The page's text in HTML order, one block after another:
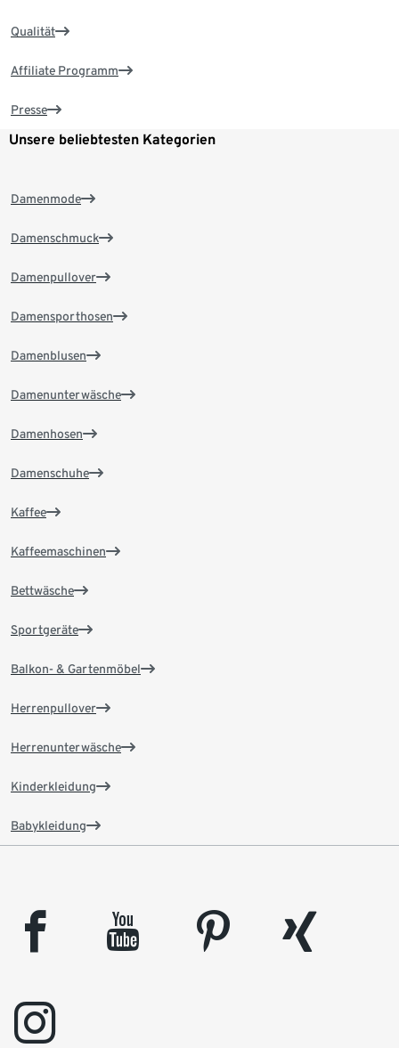
Qualität
Affiliate Programm
Presse
Unsere beliebtesten Kategorien
Damenmode
Damenschmuck
Damenpullover
Damensporthosen
Damenblusen
Damenunterwäsche
Damenhosen
Damenschuhe
Kaffee
Kaffeemaschinen
Bettwäsche
Sportgeräte
Balkon- & Gartenmöbel
Herrenpullover
Herrenunterwäsche
Kinderkleidung
Babykleidung
facebook youtube pinterest
xing
instagram